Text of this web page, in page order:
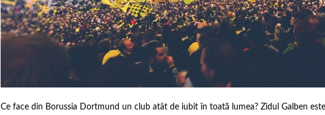
Ce face din Borussia Dortmund un club atât de iubit în toată lumea? Zidul Galben